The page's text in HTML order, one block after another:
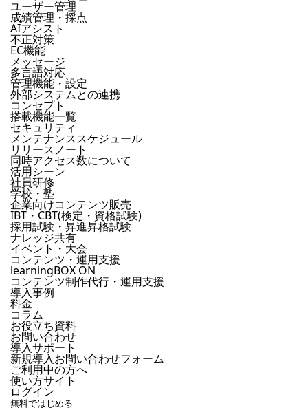
ユーザー管理
成績管理・採点
AIアシスト
不正対策
EC機能
メッセージ
多言語対応
管理機能・設定
外部システムとの連携
コンセプト
搭載機能一覧
セキュリティ
メンテナンススケジュール
リリースノート
同時アクセス数について
活用シーン
社員研修
学校・塾
企業向けコンテンツ販売
IBT・CBT(検定・資格試験)
採用試験・昇進昇格試験
ナレッジ共有
イベント・大会
コンテンツ・運用支援
learningBOX ON
コンテンツ制作代行・運用支援
導入事例
料金
コラム
お役立ち資料
お問い合わせ
導入サポート
新規導入お問い合わせフォーム
ご利用中の方へ
使い方サイト
ログイン
無料ではじめる